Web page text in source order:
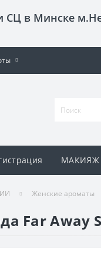
СЦ в Минске
МАКИЯЖ
Женские ароматы
Far Away